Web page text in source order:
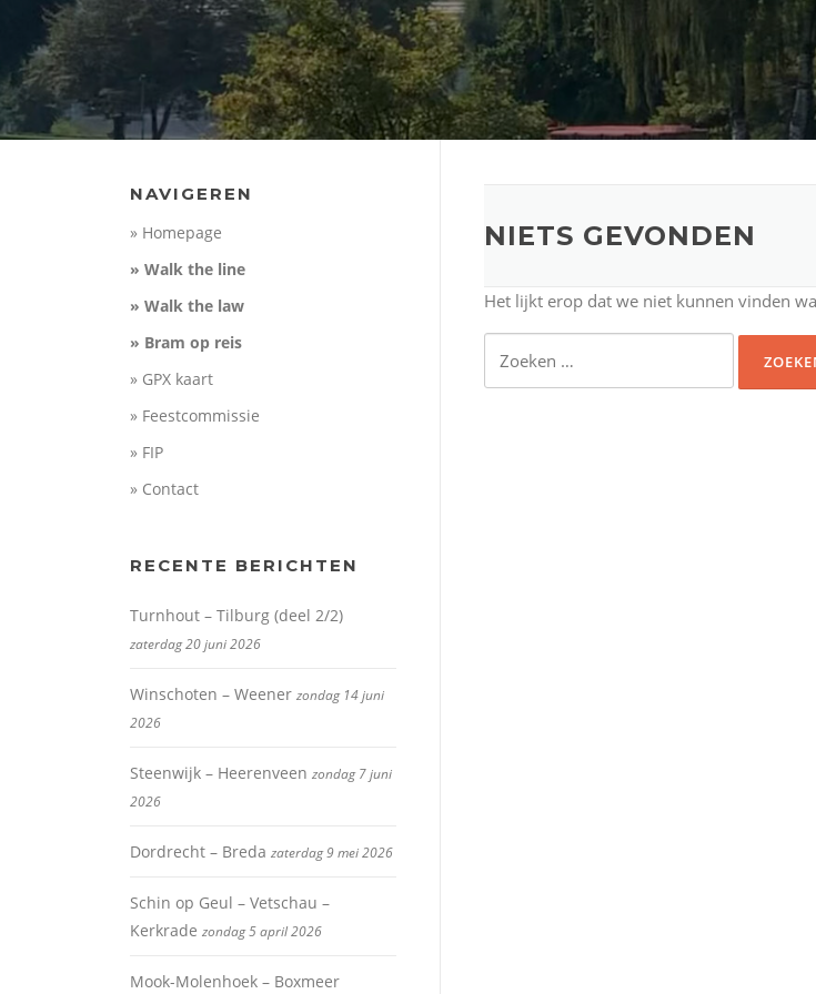
NIETS GEVONDEN
Het lijkt erop dat we niet kunnen vinden
naar:
NAVIGEREN
» Homepage
» Walk the line
» Walk the law
» Bram op reis
» GPX kaart
» Feestcommissie
» FIP
» Contact
RECENTE BERICHTEN
Turnhout – Tilburg (deel 2/2)
zaterdag 20 juni 2026
Winschoten – Weener zondag 14 juni
2026
Steenwijk – Heerenveen zondag 7 juni
2026
Dordrecht – Breda zaterdag 9 mei 2026
Schin op Geul – Vetschau –
Kerkrade zondag 5 april 2026
Mook-Molenhoek – Boxmeer